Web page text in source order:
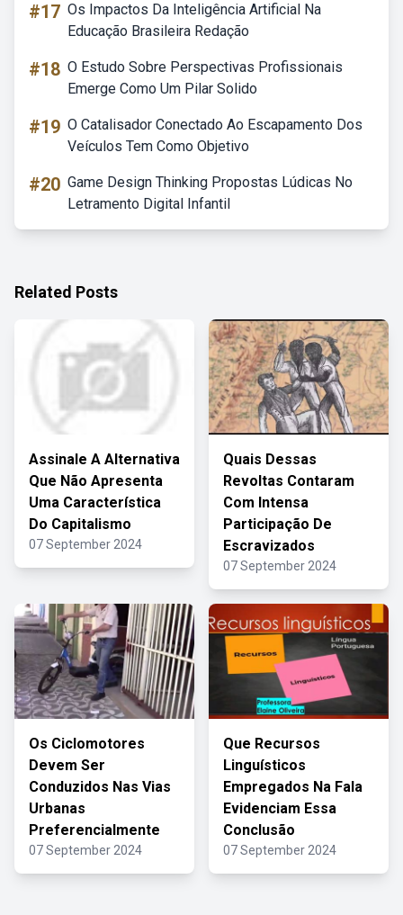
#17 Os Impactos Da Inteligência Artificial Na
Educação Brasileira Redação
#18 O Estudo Sobre Perspectivas Profissionais
Emerge Como Um Pilar Solido
#19 O Catalisador Conectado Ao Escapamento Dos
Veículos Tem Como Objetivo
#20 Game Design Thinking Propostas Lúdicas No
Letramento Digital Infantil
Related Posts
Assinale A Alternativa
Que Não Apresenta
Uma Característica
Do Capitalismo
07 September 2024
Quais Dessas
Revoltas Contaram
Com Intensa
Participação De
Escravizados
07 September 2024
Os Ciclomotores
Devem Ser
Conduzidos Nas Vias
Urbanas
Preferencialmente
07 September 2024
Que Recursos
Linguísticos
Empregados Na Fala
Evidenciam Essa
Conclusão
07 September 2024